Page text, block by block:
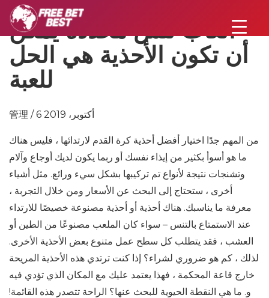
ألعاب تنس محددة يمكن
أن تكون الأحذية هي الحل
للعبة
管理 / 6 أكتوبر، 2019
من المهم جدًا اختيار أفضل أحذية كرة القدم لارتدائها ، فليس هناك
ما هو أسوأ بكثير من إيذاء نفسك أو ربما يكون لديك أوجاع وآلام
وتشنجات نتيجة لأنواع تم تركيبها بشكل سيء ورائع. مثل أشياء
أخرى ، ستحتاج إلى البحث عن الأسعار ومن خلال التجربة ،
معرفة ما يناسبك. هناك أحذية أو أحذية مصنوعة خصيصًا للارتداء
عند الاستمتاع بالتنس – سواء كان الملعب مصنوعًا من الطين أو
العشب ، فقد يتطلب كل سطح عمل متنوع بعض الأحذية الأخرى.
لذلك ، كم هو ضروري لشراء؟ إذا كنت ترتدي هذه الأحذية المريحة
خارج قاعة المحكمة ، فهذا يعتمد عليك مع المكان الذي تؤدي فيه
و. ما هي النقطة الحيوية للبحث عنها؟ الراحة تتصدر هذه القائمة!